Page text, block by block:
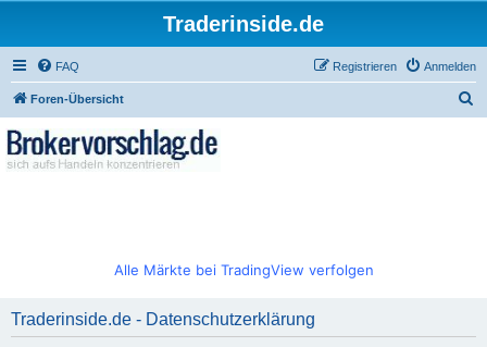
Traderinside.de
FAQ Anmelden
Registrieren
Foren-Übersicht
Alle Märkte bei TradingView verfolgen
Traderinside.de - Datenschutzerklärung